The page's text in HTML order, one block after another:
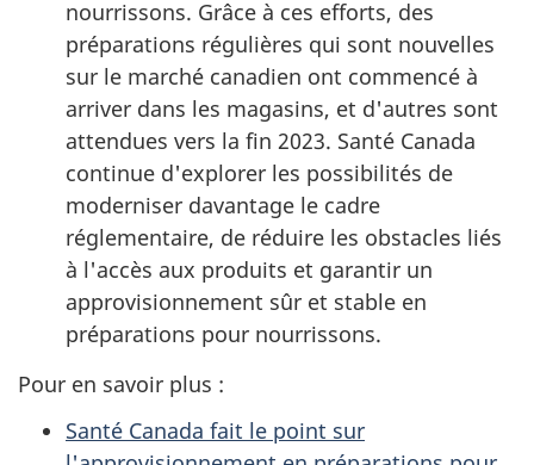
nourrissons. Grâce à ces efforts, des
préparations régulières qui sont nouvelles
sur le marché canadien ont commencé à
arriver dans les magasins, et d'autres sont
attendues vers la fin 2023. Santé Canada
continue d'explorer les possibilités de
moderniser davantage le cadre
réglementaire, de réduire les obstacles liés
à l'accès aux produits et garantir un
approvisionnement sûr et stable en
préparations pour nourrissons.
Pour en savoir plus :
Santé Canada fait le point sur